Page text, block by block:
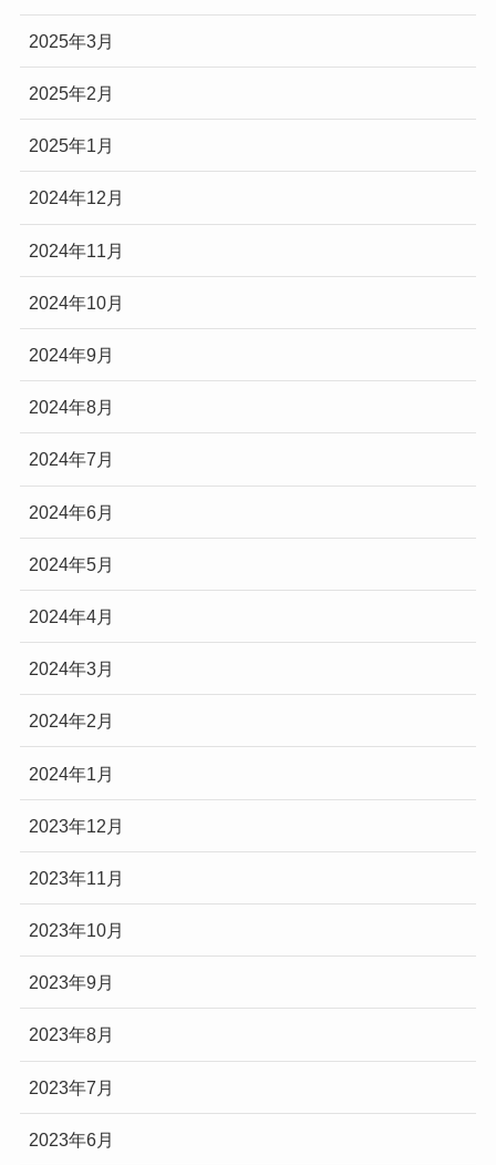
2025年3月
2025年2月
2025年1月
2024年12月
2024年11月
2024年10月
2024年9月
2024年8月
2024年7月
2024年6月
2024年5月
2024年4月
2024年3月
2024年2月
2024年1月
2023年12月
2023年11月
2023年10月
2023年9月
2023年8月
2023年7月
2023年6月